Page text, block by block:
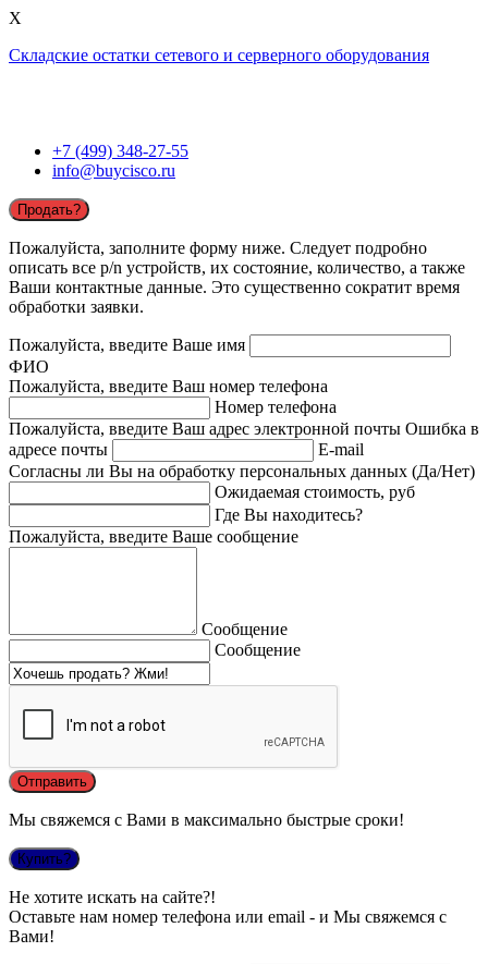
X
Складские остатки сетевого и серверного оборудования
+7 (499) 348-27-55
info@buycisco.ru
Продать?
Пожалуйста, заполните форму ниже. Следует подробно
описать все p/n устройств, их состояние, количество, а также
Ваши контактные данные. Это существенно сократит время
обработки заявки.
Пожалуйста, введите Ваше имя
ФИО
Пожалуйста, введите Ваш номер телефона
Номер телефона
Пожалуйста, введите Ваш адрес электронной почты Ошибка в
адресе почты
E-mail
Согласны ли Вы на обработку персональных данных (Да/Нет)
Ожидаемая стоимость, руб
Где Вы находитесь?
Пожалуйста, введите Ваше сообщение
Сообщение
Сообщение
Мы свяжемся с Вами в максимально быстрые сроки!
Купить?
Не хотите искать на сайте?!
Оставьте нам номер телефона или email - и Мы свяжемся с
Вами!